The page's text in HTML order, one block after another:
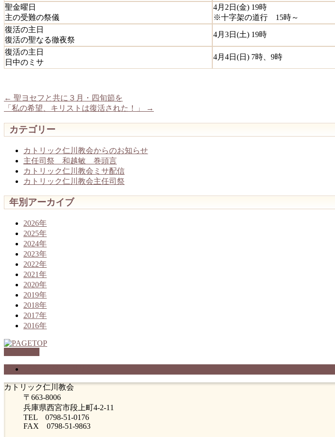
聖金曜日
主の受難の祭儀
4月2日(金) 19時
※十字架の道行 15時～
復活の主日
復活の聖なる徹夜祭
4月3日(土) 19時
復活の主日
日中のミサ
4月4日(日) 7時、9時
← 聖ヨセフと共に３月・四旬節を
「私の希望、キリストは復活された！」
→
カテゴリー
カトリック仁川教会からのお知らせ
主任司祭 和越敏 巻頭言
カトリック仁川教会ミサ配信
カトリック仁川教会主任司祭
年別アーカイブ
2026年
2025年
2024年
2023年
2022年
2021年
2020年
2019年
2018年
2017年
2016年
カトリック仁川教会
〒663-8006
兵庫県西宮市段上町4-2-11
TEL 0798-51-0176
FAX 0798-51-9863